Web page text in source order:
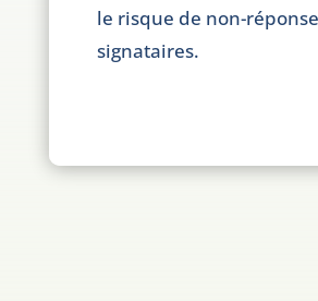
le risque de non-
signataires.